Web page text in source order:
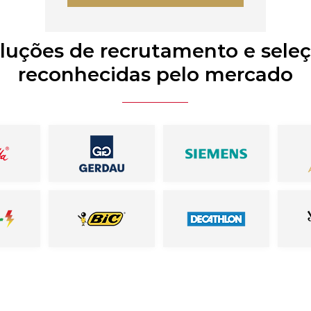
de recrutamento e
reconhecidas pelo mercado